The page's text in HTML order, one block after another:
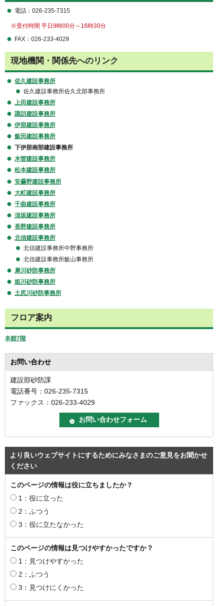
電話：026-235-7315
※受付時間 平日9時00分～16時30分
FAX：026-233-4029
現地機関・関係先へのリンク
佐久建設事務所
佐久建設事務所佐久北部事務所
上田建設事務所
諏訪建設事務所
伊那建設事務所
飯田建設事務所
下伊那南部建設事務所
木曽建設事務所
松本建設事務所
安曇野建設事務所
大町建設事務所
千曲建設事務所
須坂建設事務所
長野建設事務所
北信建設事務所
北信建設事務所中野事務所
北信建設事務所飯山事務所
犀川砂防事務所
姫川砂防事務所
土尻川砂防事務所
フロア案内
本館7階
お問い合わせ
建設部砂防課
電話番号：026-235-7315
ファックス：026-233-4029
より良いウェブサイトにするためにみなさまのご意見をお聞かせ
ください
このページの情報は役に立ちましたか？
1：役に立った
2：ふつう
3：役に立たなかった
このページの情報は見つけやすかったですか？
1：見つけやすかった
2：ふつう
3：見つけにくかった